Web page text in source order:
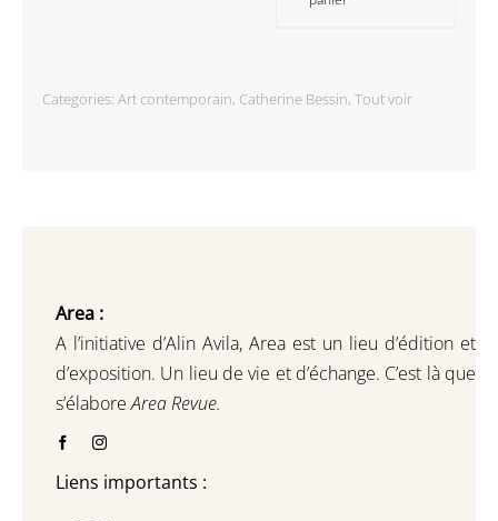
Categories: Art contemporain, Catherine Bessin, Tout voir
Area :
A l’initiative d’Alin Avila, Area est un lieu d’édition et
d’exposition. Un lieu de vie et d’échange. C’est là que
s’élaboreArea Revue.
Liens importants :